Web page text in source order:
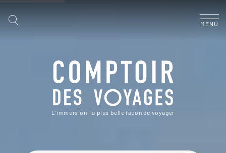
MENU
L’immersion, la plus belle façon de voyager